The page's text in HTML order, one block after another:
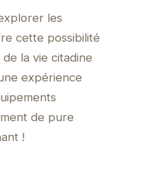
les
cette possibilité
la vie citadine
expérience
de pure
!